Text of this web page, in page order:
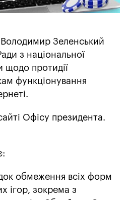
Зеленський
з національної
щодо протидії
функціонування
Офісу президента.
обмеження всіх форм
ігор, зокрема з